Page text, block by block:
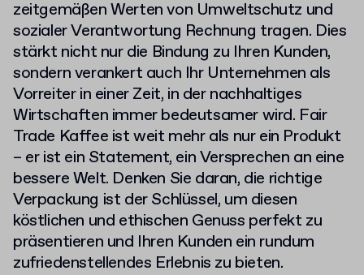
zeitgemäßen Werten von Umweltschutz und
sozialer Verantwortung Rechnung tragen. Dies
stärkt nicht nur die Bindung zu Ihren Kunden,
sondern verankert auch Ihr Unternehmen als
Vorreiter in einer Zeit, in der nachhaltiges
Wirtschaften immer bedeutsamer wird. Fair
Trade Kaffee ist weit mehr als nur ein Produkt
– er ist ein Statement, ein Versprechen an eine
bessere Welt. Denken Sie daran, die richtige
Verpackung ist der Schlüssel, um diesen
köstlichen und ethischen Genuss perfekt zu
präsentieren und Ihren Kunden ein rundum
zufriedenstellendes Erlebnis zu bieten.